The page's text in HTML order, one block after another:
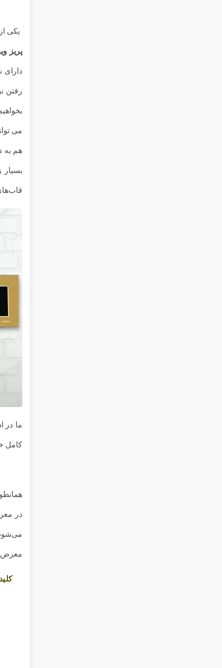
یکی
پریز
دارای
رفتن
می
هم به
ما در
کامل
در
معرض